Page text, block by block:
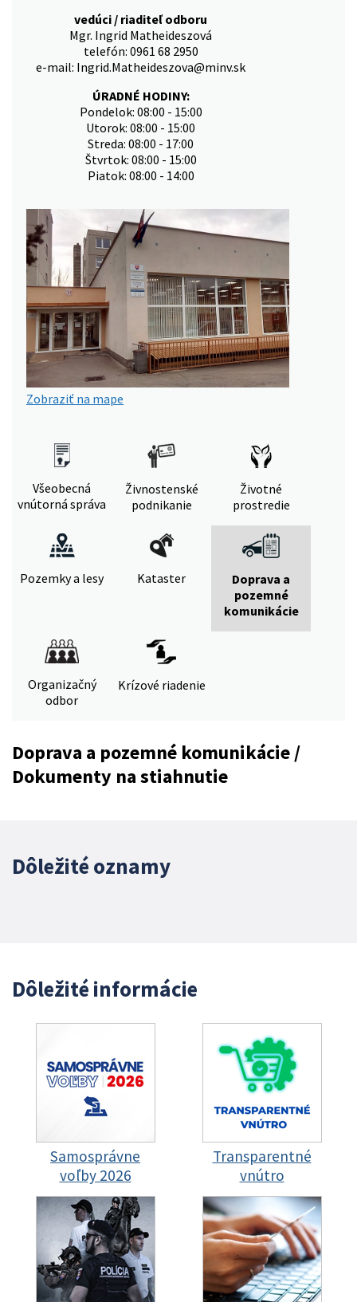
vedúci / riaditeľ odboru
Mgr. Ingrid Matheideszová
telefón: 0961 68 2950
e-mail: Ingrid.Matheideszova@minv.sk
ÚRADNÉ HODINY:
Pondelok: 08:00 - 15:00
Utorok: 08:00 - 15:00
Streda: 08:00 - 17:00
Štvrtok: 08:00 - 15:00
Piatok: 08:00 - 14:00
Zobraziť na mape
Všeobecná
vnútorná správa
Živnostenské
podnikanie
Životné
prostredie
Pozemky a lesy Kataster
Doprava a
pozemné
komunikácie
Organizačný
odbor
Krízové riadenie
Doprava a pozemné komunikácie /
Dokumenty na stiahnutie
Dôležité oznamy
Dôležité informácie
Samosprávne
voľby 2026
Transparentné
vnútro